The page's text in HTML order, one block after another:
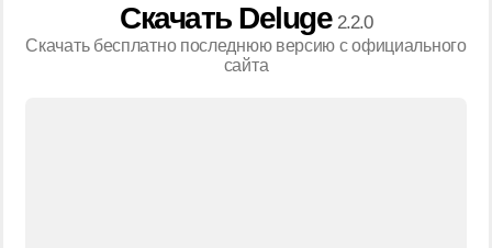
Скачать Deluge 2.2.0
Скачать бесплатно последнюю версию с официального
сайта